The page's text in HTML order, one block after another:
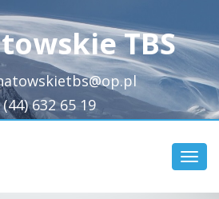
TBS
(44) 632 65 19